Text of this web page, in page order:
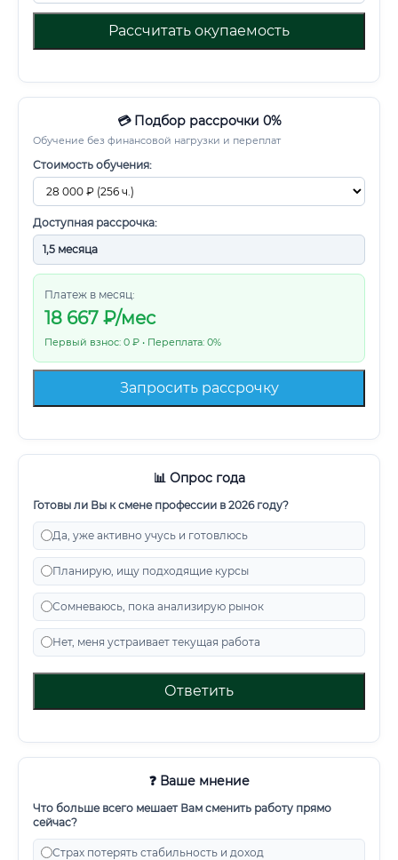
Рассчитать окупаемость
💳 Подбор рассрочки 0%
Обучение без финансовой нагрузки и переплат
Стоимость обучения:
Доступная рассрочка:
Платеж в месяц:
18 667 ₽/мес
Первый взнос: 0 ₽ • Переплата: 0%
Запросить рассрочку
📊 Опрос года
Готовы ли Вы к смене профессии в 2026 году?
Да, уже активно учусь и готовлюсь
Планирую, ищу подходящие курсы
Сомневаюсь, пока анализирую рынок
Нет, меня устраивает текущая работа
Ответить
❓ Ваше мнение
Что больше всего мешает Вам сменить работу прямо
сейчас?
Страх потерять стабильность и доход